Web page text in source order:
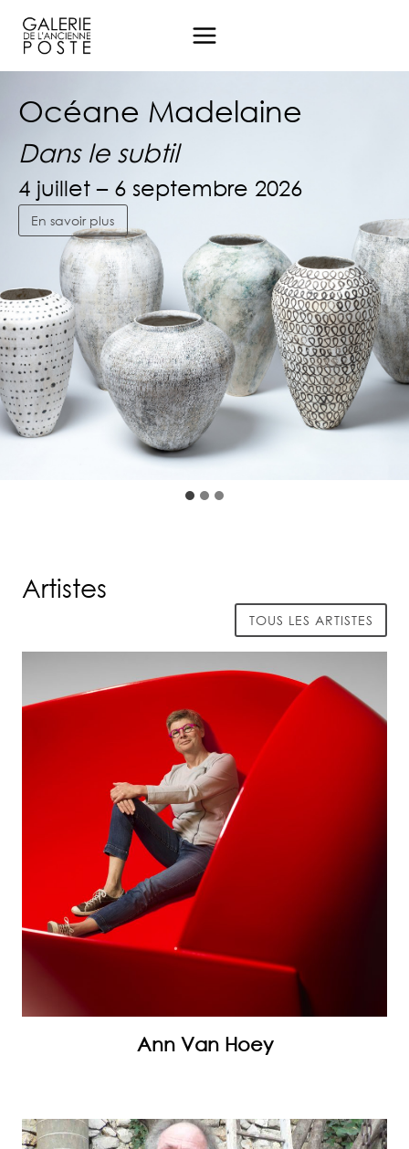
contenu
Océane Madelaine
Dans le subtil
4 juillet – 6 septembre 2026
En savoir plus
Océane Madelaine
Dans le subtil
4 juillet – 6 septembre 2026
En savoir plus
Océane Madelaine
4 juillet – 6 septembre 2026
En savoir plus
Artistes
TOUS LES ARTISTES
Ann Van Hoey